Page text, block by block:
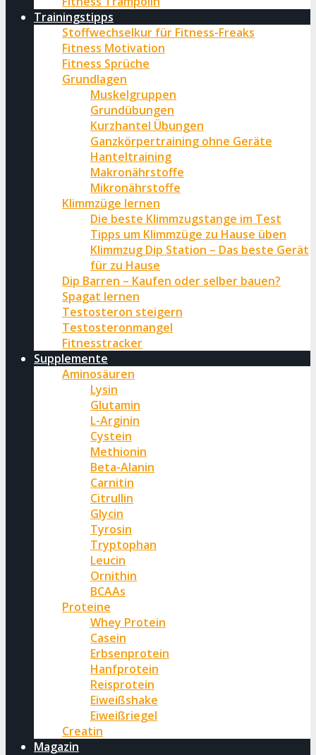
Trainingstipps
Stoffwechselkur für Fitness-Freaks
Fitness Motivation
Fitness Sprüche
Grundlagen
Muskelgruppen
Grundübungen
Kurzhantel Übungen
Ganzkörpertraining ohne Geräte
Hanteltraining
Makronährstoffe
Mikronährstoffe
Klimmzüge lernen
Die beste Klimmzugstange im Test
Tipps um Klimmzüge zu Hause üben
Klimmzug Dip Station – Das beste Gerät
für zu Hause
Dip Barren – Kaufen oder selber bauen?
Spagat lernen
Testosteron steigern
Testosteronmangel
Fitnesstracker
Supplemente
Aminosäuren
Lysin
Glutamin
L-Arginin
Cystein
Methionin
Beta-Alanin
Carnitin
Citrullin
Glycin
Tyrosin
Tryptophan
Leucin
Ornithin
BCAAs
Proteine
Whey Protein
Casein
Erbsenprotein
Hanfprotein
Reisprotein
Eiweißshake
Eiweißriegel
Creatin
Magazin